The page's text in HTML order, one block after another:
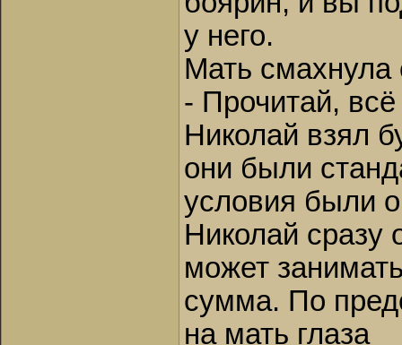
у него.
Мать смахнула
- Прочитай,
Николай взял
они были
условия были
Николай сразу
может
сумма. По
на мать глаза